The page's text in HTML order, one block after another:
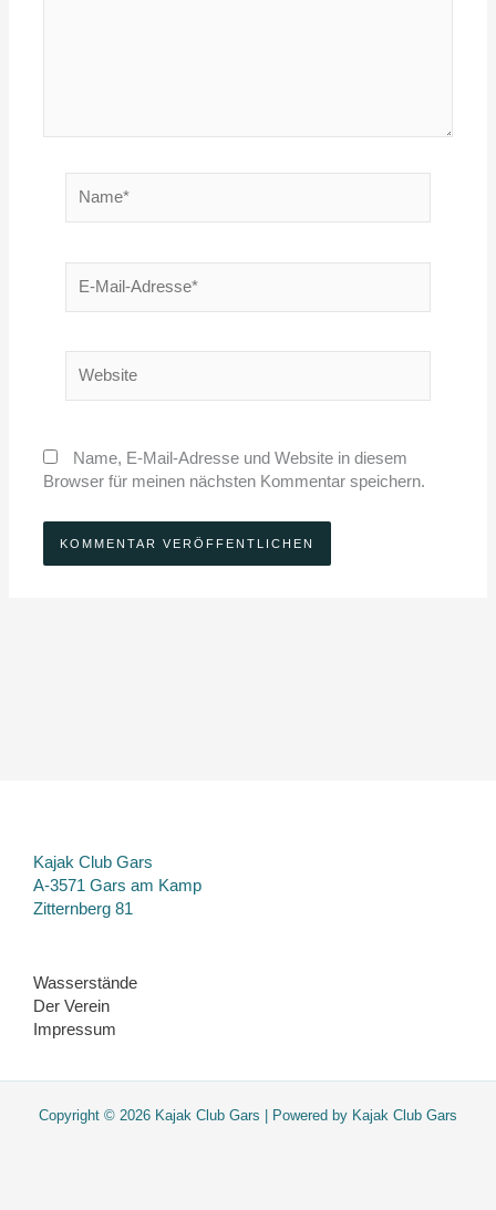
Mail-
Name, E-Mail-Adresse und Website in diesem
Browser für meinen nächsten Kommentar speichern.
Kajak Club Gars
A-3571 Gars am Kamp
Zitternberg 81
Wasserstände
Der Verein
Impressum
Copyright © 2026 Kajak Club Gars | Powered by Kajak Club Gars